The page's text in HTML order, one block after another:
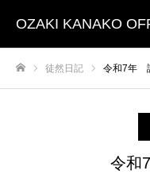
OZAKI KANAKO
徒然日記 令和7年
令和